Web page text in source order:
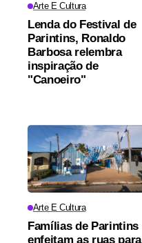
Arte E Cultura
Lenda do Festival de
Parintins, Ronaldo
Barbosa relembra
inspiração de
"Canoeiro"
Arte E Cultura
Famílias de Parintins
enfeitam as ruas para